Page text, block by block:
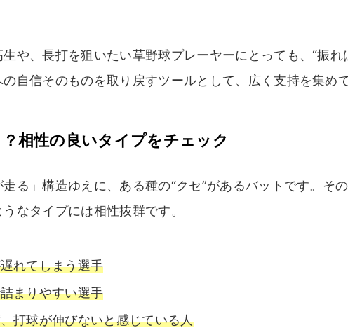
や、長打を狙いたい草野球プレーヤーにとっても、“振
自信そのものを取り戻すツールとして、広く支持を集めて
相性の良いタイプをチェック
る」構造ゆえに、ある種の“クセ”があるバットです。そ
なタイプには相性抜群です。
れてしまう選手
まりやすい選手
打球が伸びないと感じている人